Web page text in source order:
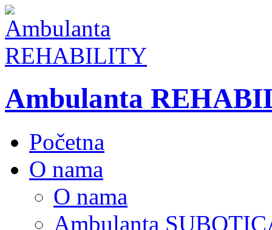
Ambulanta
Početna
O nama
O nama
Ambulanta